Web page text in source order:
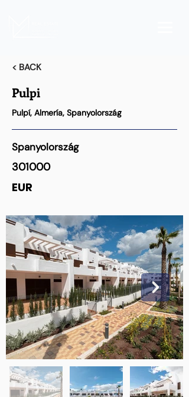
< BACK
Pulpi
Pulpí, Almería, Spanyolország
Spanyolország
301000
EUR